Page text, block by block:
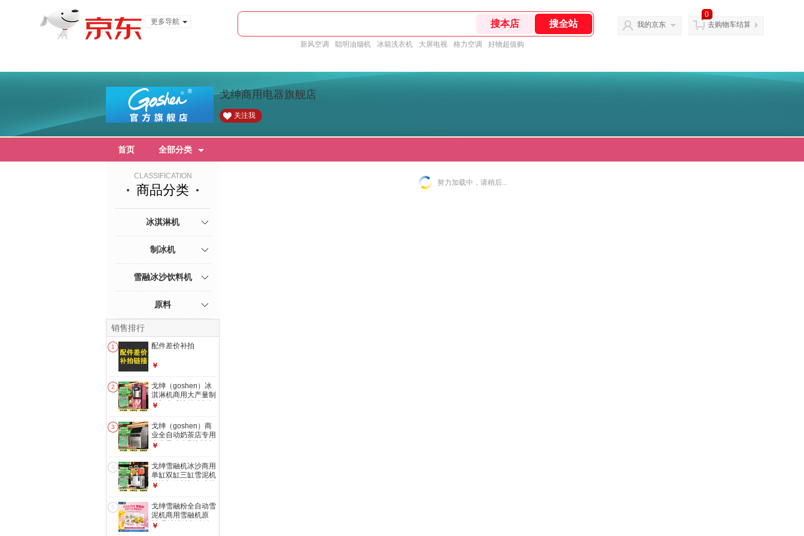
更多导航
新风空调 聪明油烟机 冰箱洗衣机 大屏电视 格力空调 好物超值购
我的京东
0
去购物车结算
戈绅商用电器旗舰店
关注我
首页 全部分类
CLASSIFICATION
商品分类
冰淇淋机
制冰机
雪融冰沙饮料机
原料
销售排行
1 配件差价补拍
￥
2
戈绅（goshen）冰
淇淋机商用大产量制
作机台式冰激凌机摆
淇淋机全自动三色立
式雪糕机甜筒机BJ
立式-枚红色【专利
双重膨化+升级连
打】BJ218CE-D2
￥
3
戈绅（goshen）商
业全自动奶茶店专用
台上风冷小型制冰机
啡店酒店ktv中型台
下制冰机快速出冰
方块冰【144冰格|日
产210KG|储冰30KG
】SSX260-2A
￥
4
戈绅雪融机冰沙商用
单缸双缸三缸雪泥机
沙冰机饮料机多功能
动冰沙机奶茶店专用
摆摊 多功能双缸雪
融机【冰沙/冷饮/奶
昔】4L*2 RLZ3*2
￥
5
戈绅雪融粉全自动雪
泥机商用雪融机原
料/果汁冰沙机绵绵
￥
努力加载中，请稍后...